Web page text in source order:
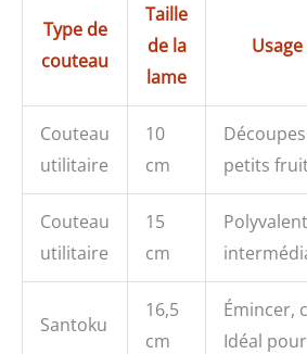
Type de
couteau
Taille
de la
lame
Couteau
utilitaire
10
cm
petits
Couteau
utilitaire
15
cm
Santoku
16,5
cm
Émincer,
Idéal